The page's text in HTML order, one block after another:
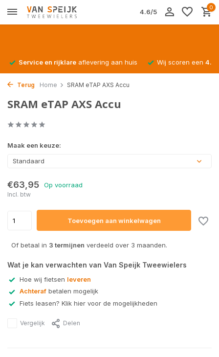
4.6/5
0
Service en rijklare aflevering aan huis Wij scoren een
Terug Home SRAM eTAP AXS Accu
SRAM eTAP AXS Accu
Maak een keuze:
Standaard
€63,95 Op voorraad
Incl. btw
Toevoegen aan winkelwagen
Of betaal in 3 termijnen verdeeld over 3 maanden.
Wat je kan verwachten van Van Speijk Tweewielers
Hoe wij fietsen leveren
Achteraf betalen mogelijk
Fiets leasen? Klik hier voor de mogelijkheden
Vergelijk Delen